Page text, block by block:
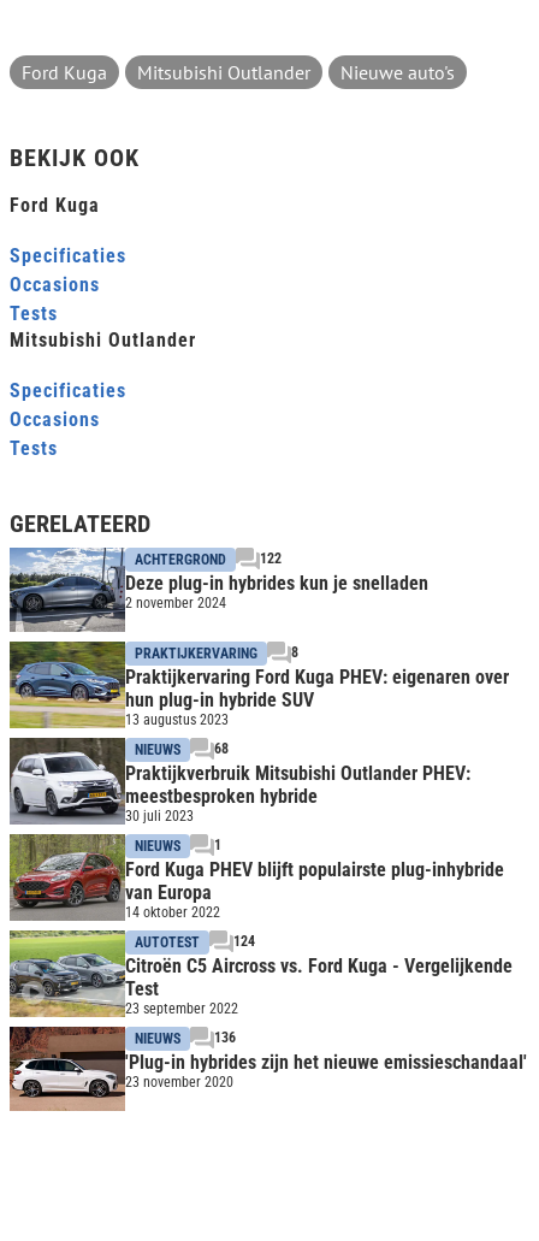
Ford Kuga Mitsubishi Outlander Nieuwe auto's
BEKIJK OOK
Ford Kuga
Specificaties
Occasions
Tests
Mitsubishi Outlander
Specificaties
Occasions
Tests
GERELATEERD
ACHTERGROND 122
Deze plug-in hybrides kun je snelladen
2 november 2024
PRAKTIJKERVARING 8
Praktijkervaring Ford Kuga PHEV: eigenaren over
hun plug-in hybride SUV
13 augustus 2023
NIEUWS
68
Praktijkverbruik Mitsubishi Outlander PHEV:
meestbesproken hybride
30 juli 2023
NIEUWS
1
Ford Kuga PHEV blijft populairste plug-inhybride
van Europa
14 oktober 2022
AUTOTEST
124
Citroën C5 Aircross vs. Ford Kuga - Vergelijkende
Test
23 september 2022
NIEUWS
136
'Plug-in hybrides zijn het nieuwe emissieschandaal'
23 november 2020